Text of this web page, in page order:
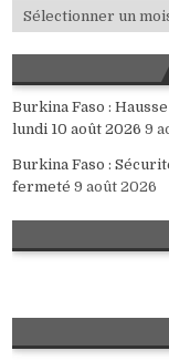
Archives
Burkina Faso :
lundi 10 août 2026 9
Burkina Faso :
fermeté 9 août 2026